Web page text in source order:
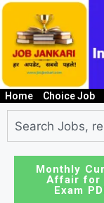
Home Choice Job
10th/ 12th
Monthly
Affair for
Exam